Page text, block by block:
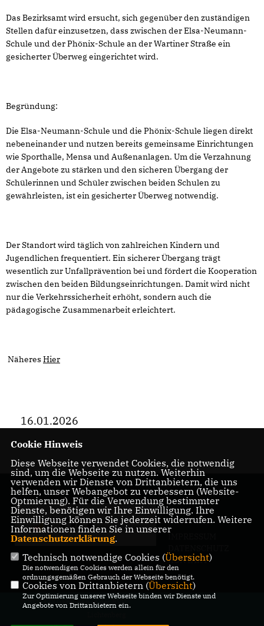
Das Bezirksamt wird ersucht, sich gegenüber den zuständigen
Stellen dafür einzusetzen, dass zwischen der Elsa-Neumann-
Schule und der Phönix-Schule an der Wartiner Straße ein
gesicherter Überweg eingerichtet wird.
Begründung:
Die Elsa-Neumann-Schule und die Phönix-Schule liegen direkt
nebeneinander und nutzen bereits gemeinsame Einrichtungen
wie Sporthalle, Mensa und Außenanlagen. Um die Verzahnung
der Angebote zu stärken und den sicheren Übergang der
Schülerinnen und Schüler zwischen beiden Schulen zu
gewährleisten, ist ein gesicherter Überweg notwendig.
Der Standort wird täglich von zahlreichen Kindern und
Jugendlichen frequentiert. Ein sicherer Übergang trägt
wesentlich zur Unfallprävention bei und fördert die Kooperation
zwischen den beiden Bildungseinrichtungen. Damit wird nicht
nur die Verkehrssicherheit erhöht, sondern auch die
pädagogische Zusammenarbeit erleichtert.
Näheres Hier
16.01.2026
KONTAKT
@2026 CDU-Fraktion in der BVV
Cookie Hinweis
Diese Webseite verwendet Cookies, die notwendig
sind, um die Webseite zu nutzen. Weiterhin
verwenden wir Dienste von Drittanbietern, die uns
helfen, unser Webangebot zu verbessern (Website-
Optmierung). Für die Verwendung bestimmter
Dienste, benötigen wir Ihre Einwilligung. Ihre
Einwilligung können Sie jederzeit widerrufen. Weitere
Informationen finden Sie in unserer
Datenschutzerklärung.
Technisch notwendige Cookies (Übersicht)
Die notwendigen Cookies werden allein für den
ordnungsgemäßen Gebrauch der Webseite benötigt.
Cookies von Drittanbietern (Übersicht)
Zur Optimierung unserer Webseite binden wir Dienste und
Angebote von Drittanbietern ein.